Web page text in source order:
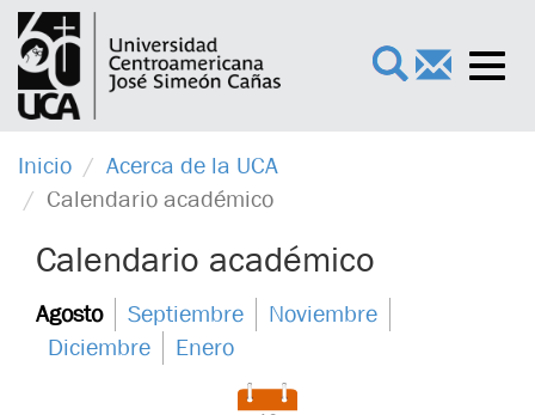
×
Inicio
Acerca de la UCA
Calendario académico
Calendario académico
Agosto Septiembre
Noviembre
Diciembre
Enero